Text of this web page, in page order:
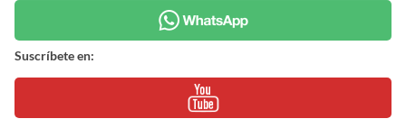
Suscríbete en: